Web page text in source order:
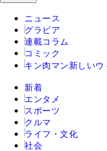
ニュース
グラビア
連載コラム
コミック
キン肉マン 新しいウ
新着
エンタメ
スポーツ
クルマ
ライフ・文化
社会